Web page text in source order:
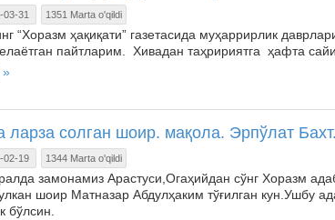
03-31 1351 Marta o'qildi
“Хоразм ҳақиқати” газетасида муҳаррирлик
пайтларим. Хивадан таҳририятга ҳафта
»
ларза солган шоир. мақола. Эрпўлат Бахт.
02-19 1344 Marta o'qildi
замонамиз Арастуси,Огаҳийдан сўнг Хоразм
шоир Матназар Абдулҳаким тўғилган кун.Ушбу
бўлсин.